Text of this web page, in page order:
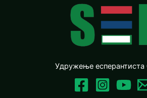
Удружење eсперантиста